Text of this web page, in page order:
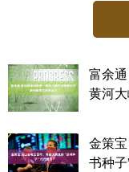
富余
黄河
金策
书种